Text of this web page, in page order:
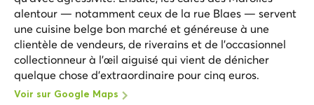
alentour — notamment ceux de la rue Blaes — servent
une cuisine belge bon marché et généreuse à une
clientèle de vendeurs, de riverains et de l'occasionnel
collectionneur à l'œil aiguisé qui vient de dénicher
quelque chose d'extraordinaire pour cinq euros.
Voir sur Google Maps